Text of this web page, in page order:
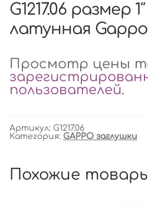
G1217.06 размер
латунная Gappo
Просмотр цены
пользователей.
Артикул: G1217.06
Категория: GAPPO заглушки
Похожие